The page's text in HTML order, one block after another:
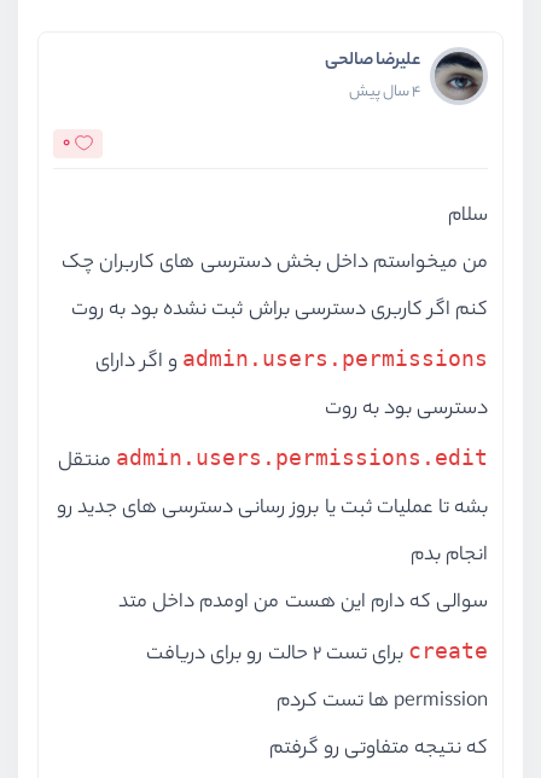
علیرضا صالحی
4 سال پیش
0
سلام
من میخواستم داخل بخش دسترسی های کاربران چک
کنم اگر کاربری دسترسی براش ثبت نشده بود به روت
admin.users.permissions و اگر دارای
دسترسی بود به روت
admin.users.permissions.edit منتقل
بشه تا عملیات ثبت یا بروز رسانی دسترسی های جدید رو
انجام بدم
سوالی که دارم این هست من اومدم داخل متد
create
برای تست 2 حالت رو برای دریافت
permission ها تست کردم
که نتیجه متفاوتی رو گرفتم